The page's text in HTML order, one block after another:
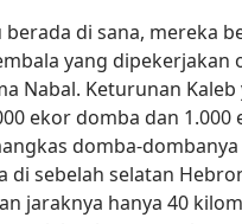
berada di sana, mereka
yang dipekerjakan
Nabal. Keturunan Kaleb
ekor domba dan 1.000
domba-
di sebelah selatan
jaraknya hanya 40